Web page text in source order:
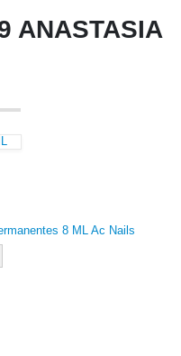
ANASTASIA
8 ML Ac Nails